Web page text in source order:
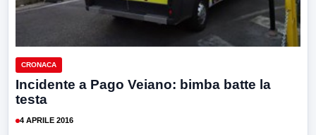
CRONACA
Incidente a Pago Veiano: bimba batte la
testa
4 APRILE 2016